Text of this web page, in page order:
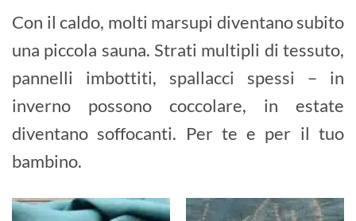
Con il caldo, molti marsupi diventano subito
una piccola sauna. Strati multipli di tessuto,
pannelli imbottiti, spallacci spessi – in
inverno possono coccolare, in estate
diventano soffocanti. Per te e per il tuo
bambino.